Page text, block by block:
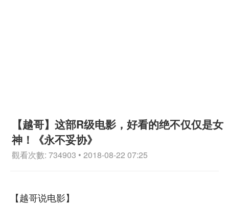
【越哥】这部R级电影，好看的绝不仅仅是女
神！《永不妥协》
觀看次數: 734903 • 2018-08-22 07:25
【越哥说电影】